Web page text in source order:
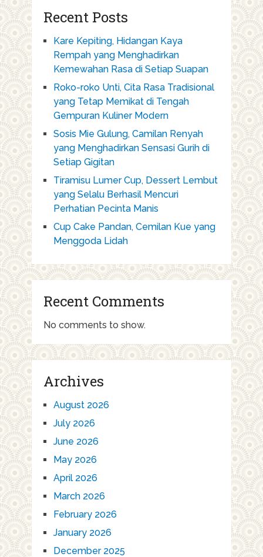
Recent Posts
Kare Kepiting, Hidangan Kaya
Rempah yang Menghadirkan
Kemewahan Rasa di Setiap Suapan
Roko-roko Unti, Cita Rasa Tradisional
yang Tetap Memikat di Tengah
Gempuran Kuliner Modern
Sosis Mie Gulung, Camilan Renyah
yang Menghadirkan Sensasi Gurih di
Setiap Gigitan
Tiramisu Lumer Cup, Dessert Lembut
yang Selalu Berhasil Mencuri
Perhatian Pecinta Manis
Cup Cake Pandan, Cemilan Kue yang
Menggoda Lidah
Recent Comments
No comments to show.
Archives
August 2026
July 2026
June 2026
May 2026
April 2026
March 2026
February 2026
January 2026
December 2025